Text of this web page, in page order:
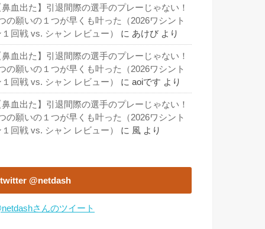
鼻血出た】引退間際の選手のプレーじゃない！
の願いの１つが早くも叶った（2026ワシント
１回戦 vs. シャン レビュー）
に あけび より
鼻血出た】引退間際の選手のプレーじゃない！
の願いの１つが早くも叶った（2026ワシント
１回戦 vs. シャン レビュー）
に aoiです より
鼻血出た】引退間際の選手のプレーじゃない！
の願いの１つが早くも叶った（2026ワシント
１回戦 vs. シャン レビュー）
に 風 より
twitter @netdash
さんのツイート